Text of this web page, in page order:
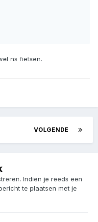
ns fietsen.
VOLGENDE
Indien je reeds een
te plaatsen met je